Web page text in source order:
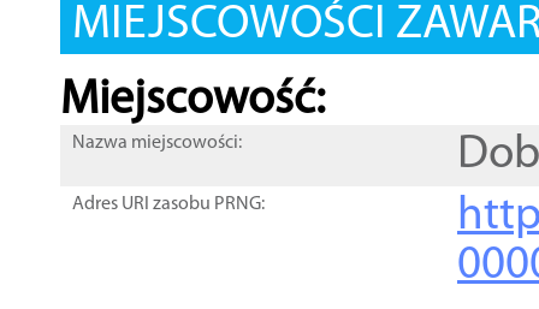
MIEJSCOWOŚCI
Miejscowość:
Nazwa miejscowości:
Adres URI zasobu PRNG: